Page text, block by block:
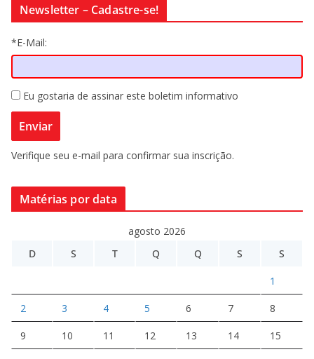
Newsletter – Cadastre-se!
*E-Mail:
Eu gostaria de assinar este boletim informativo
Verifique seu e-mail para confirmar sua inscrição.
Matérias por data
agosto 2026
D
S T Q Q S S
1
2 3 4 5 6 7 8
9 10 11 12 13 14 15